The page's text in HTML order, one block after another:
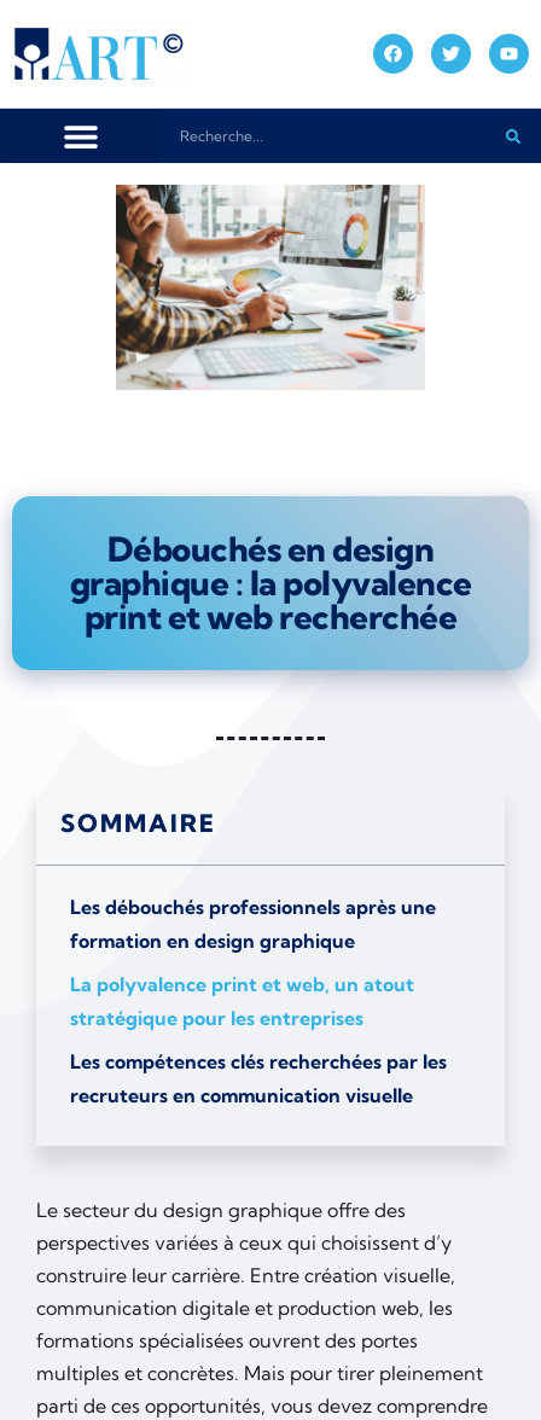
Débouchés en design
graphique : la polyvalence
print et web recherchée
SOMMAIRE
Les débouchés professionnels après une
formation en design graphique
La polyvalence print et web, un atout
stratégique pour les entreprises
Les compétences clés recherchées par les
recruteurs en communication visuelle
Le secteur du design graphique offre des
perspectives variées à ceux qui choisissent d’y
construire leur carrière. Entre création visuelle,
communication digitale et production web, les
formations spécialisées ouvrent des portes
multiples et concrètes. Mais pour tirer pleinement
parti de ces opportunités, vous devez comprendre